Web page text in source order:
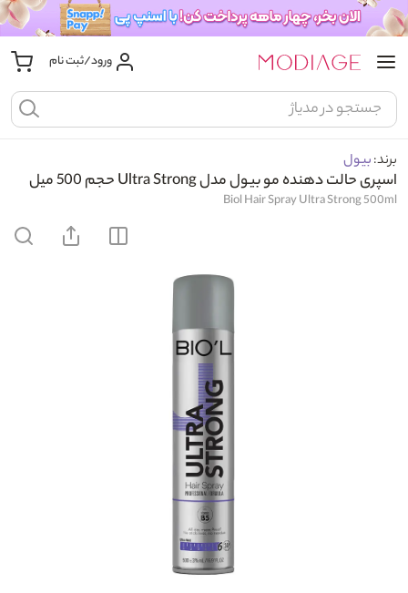
ورود/ثبت نام
برند:بیول
اسپری حالت دهنده مو بیول مدل Ultra Strong حجم 500 میل
Biol Hair Spray Ultra Strong 500ml